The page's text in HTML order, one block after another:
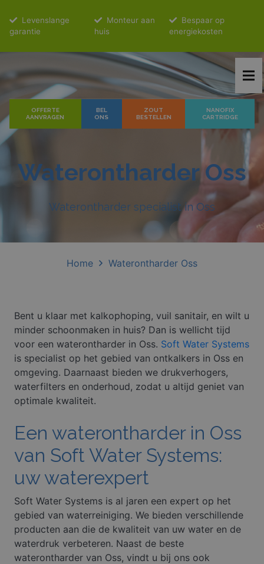
Levenslange
garantie
Monteur aan
huis
Bespaar op
energiekosten
OFFERTE
AANVRAGEN
BEL
ONS
ZOUT
BESTELLEN
NANOFIX
CARTRIDGE
Waterontharder Oss
Waterontharder specialist in Oss
Home Waterontharder Oss
Bent u klaar met kalkophoping, vuil sanitair, en wilt u
minder schoonmaken in huis? Dan is wellicht tijd
voor een waterontharder in Oss. Soft Water Systems
is specialist op het gebied van ontkalkers in Oss en
omgeving. Daarnaast bieden we drukverhogers,
waterfilters en onderhoud, zodat u altijd geniet van
optimale kwaliteit.
Een waterontharder in Oss
van Soft Water Systems:
uw waterexpert
Soft Water Systems is al jaren een expert op het
gebied van waterreiniging. We bieden verschillende
producten aan die de kwaliteit van uw water en de
waterdruk verbeteren. Naast de beste
waterontharder van Oss, vindt u bij ons ook